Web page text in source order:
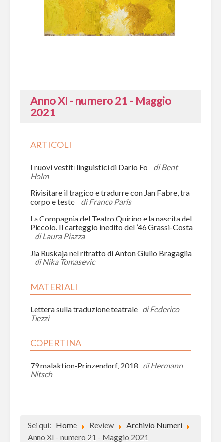
Anno XI - numero 21 - Maggio
2021
ARTICOLI
I nuovi vestiti linguistici di Dario Fo di Bent
Holm
Rivisitare il tragico e tradurre con Jan Fabre, tra
corpo e testo di Franco Paris
La Compagnia del Teatro Quirino e la nascita del
Piccolo. Il carteggio inedito del ’46 Grassi-Costa
di Laura Piazza
Jia Ruskaja nel ritratto di Anton Giulio Bragaglia
di Nika Tomasevic
MATERIALI
Lettera sulla traduzione teatrale di Federico
Tiezzi
COPERTINA
79.malaktion-Prinzendorf, 2018 di Hermann
Nitsch
Sei qui: Home Review
Archivio Numeri
Anno XI - numero 21 - Maggio 2021